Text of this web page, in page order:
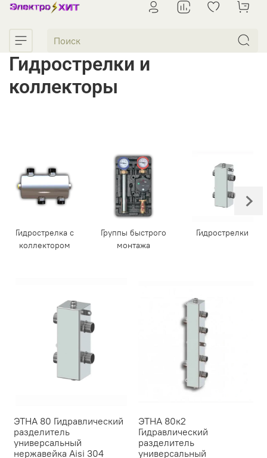
Гидрострелки и
коллекторы
Гидрострелка с
коллектором
Группы быстрого
монтажа
Гидрострелки
ЭТНА 80 Гидравлический
разделитель
универсальный
нержавейка Aisi 304
ЭТНА 80к2
Гидравлический
разделитель
универсальный